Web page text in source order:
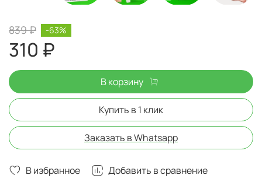
В избранное Добавить в сравнение
839 ₽
310 ₽
-63%
В корзину
Купить в 1 клик
Заказать в Whatsapp